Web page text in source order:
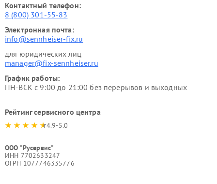
Контактный телефон:
8 (800) 301-55-83
Электронная почта:
info@sennheiser-fix.ru
для юридических лиц
manager@fix-sennheiser.ru
График работы:
ПН-ВСК с 9:00 до 21:00 без перерывов и выходных
Рейтинг сервисного центра
4.9-5.0
ООО "Русервис"
ИНН 7702633247
ОГРН 1077746335776